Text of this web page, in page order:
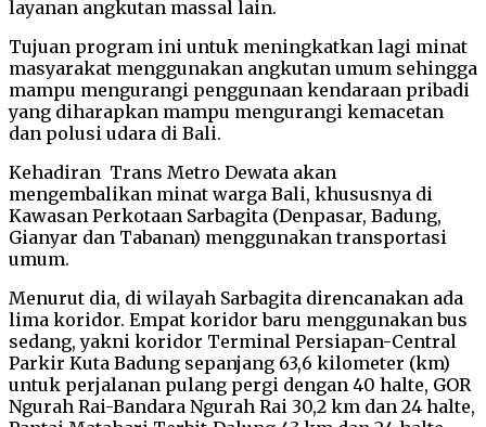
layanan angkutan massal lain.
Tujuan program ini untuk meningkatkan lagi minat
masyarakat menggunakan angkutan umum sehingga
mampu mengurangi penggunaan kendaraan pribadi
yang diharapkan mampu mengurangi kemacetan
dan polusi udara di Bali.
Kehadiran Trans Metro Dewata akan
mengembalikan minat warga Bali, khususnya di
Kawasan Perkotaan Sarbagita (Denpasar, Badung,
Gianyar dan Tabanan) menggunakan transportasi
umum.
Menurut dia, di wilayah Sarbagita direncanakan ada
lima koridor. Empat koridor baru menggunakan bus
sedang, yakni koridor Terminal Persiapan-Central
Parkir Kuta Badung sepanjang 63,6 kilometer (km)
untuk perjalanan pulang pergi dengan 40 halte, GOR
Ngurah Rai-Bandara Ngurah Rai 30,2 km dan 24 halte,